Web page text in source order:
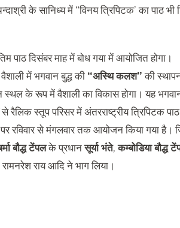
के सानिध्य में “विनय त्रिपिटक’ का पाठ भी
पाठ दिसंबर माह में बोध गया में आयोजित होगा।
में भगवान बुद्ध की “अस्थि कलश”की
स्थल के रूप में वैशाली का विकास होगा। यह
रैलिक स्तूप परिसर में अंतरराष्ट्रीय त्रिपिटक
रविवार से मंगलवार तक आयोजन किया गया है।
बौद्ध टेंपलके प्रधानसूर्या भंते,कम्बोडियाबौद्ध
राय आदि ने भाग लिया।